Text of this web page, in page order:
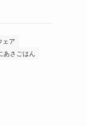
ェア
あさごはん